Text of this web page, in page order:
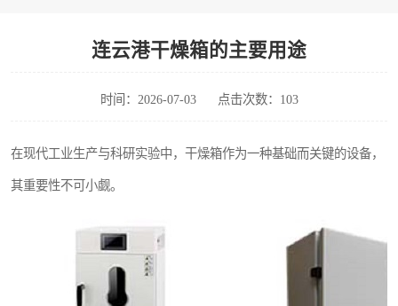
连云港干燥箱的主要用途
时间：2026-07-03 点击次数：103
在现代工业生产与科研实验中，干燥箱作为一种基础而关键的设备，
其重要性不可小觑。